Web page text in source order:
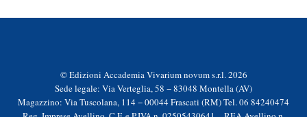
© Edizioni Accademia Vivarium novum s.r.l. 2026
Sede legale: Via Verteglia, 58 − 83048 Montella (AV)
Magazzino: Via Tuscolana, 114 − 00044 Frascati (RM) Tel. 06 84240474